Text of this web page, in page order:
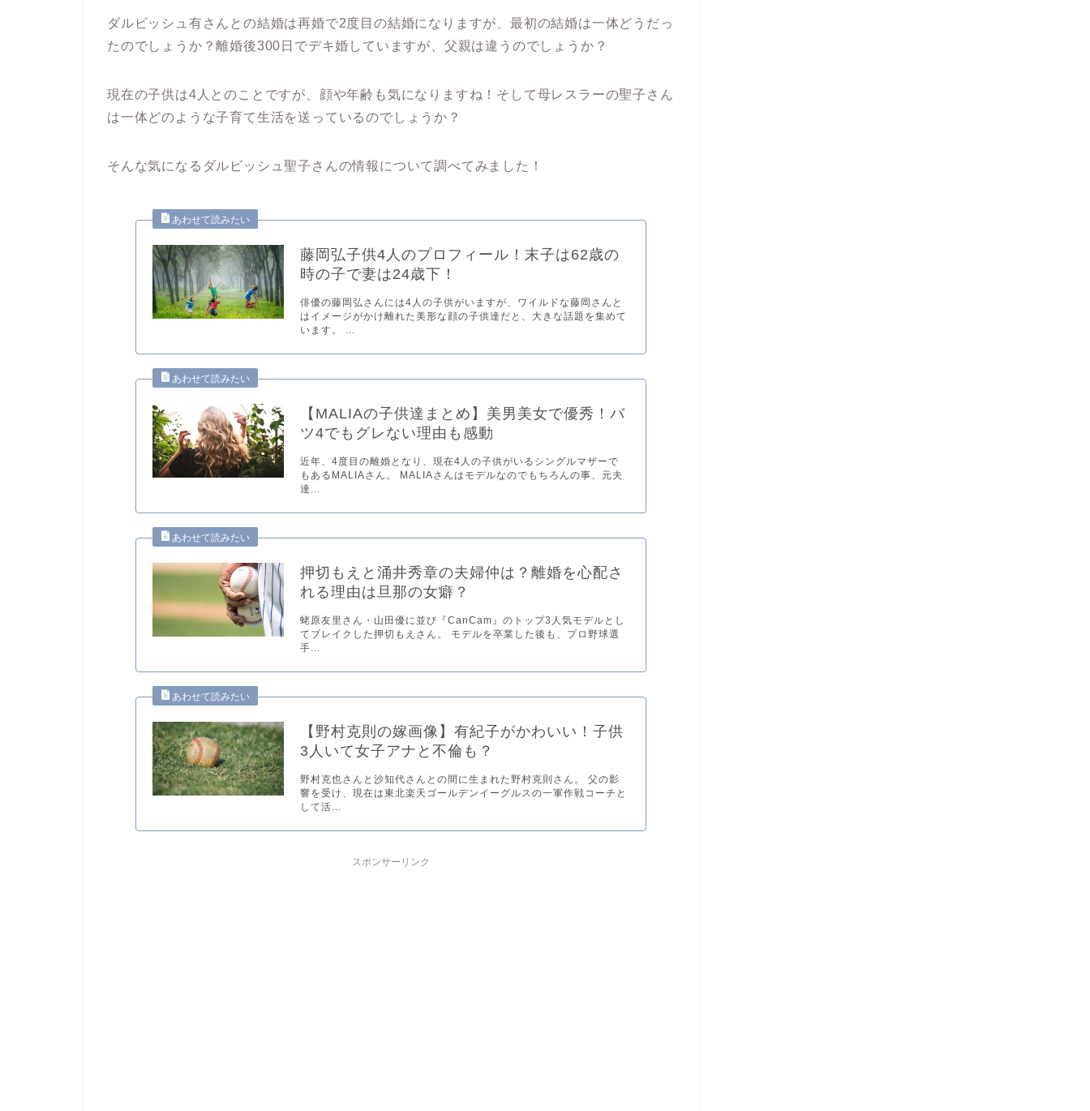
ダルビッシュ有さんとの結婚は再婚で2度目の結婚になりますが、最初の結婚は一体どうだっ
たのでしょうか？離婚後300日でデキ婚していますが、父親は違うのでしょうか？
現在の子供は4人とのことですが、顔や年齢も気になりますね！そして母レスラーの聖子さん
は一体どのような子育て生活を送っているのでしょうか？
そんな気になるダルビッシュ聖子さんの情報について調べてみました！
藤岡弘子供4人のプロフィール！末子は62歳の
時の子で妻は24歳下！
俳優の藤岡弘さんには4人の子供がいますが、ワイルドな藤岡さんと
はイメージがかけ離れた美形な顔の子供達だと、大きな話題を集めて
います。 ...
【MALIAの子供達まとめ】美男美女で優秀！バ
ツ4でもグレない理由も感動
近年、4度目の離婚となり、現在4人の子供がいるシングルマザーで
もあるMALIAさん。 MALIAさんはモデルなのでもちろんの事、元夫
達...
押切もえと涌井秀章の夫婦仲は？離婚を心配さ
れる理由は旦那の女癖？
蛯原友里さん・山田優に並び『CanCam』のトップ3人気モデルとし
てブレイクした押切もえさん。 モデルを卒業した後も、プロ野球選
手...
【野村克則の嫁画像】有紀子がかわいい！子供
3人いて女子アナと不倫も？
野村克也さんと沙知代さんとの間に生まれた野村克則さん。 父の影
響を受け、現在は東北楽天ゴールデンイーグルスの一軍作戦コーチと
して活...
スポンサーリンク